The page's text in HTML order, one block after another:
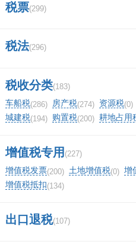
税票(299)
税法(296)
税收分类(183)
车船税(286) 房产税(274) 资源税(0)
城建税(194) 购置税(200) 耕地占用
增值税专用 (227)
增值税发票(200) 土地增值税(0) 增
增值税抵扣(134)
出口退税(107)